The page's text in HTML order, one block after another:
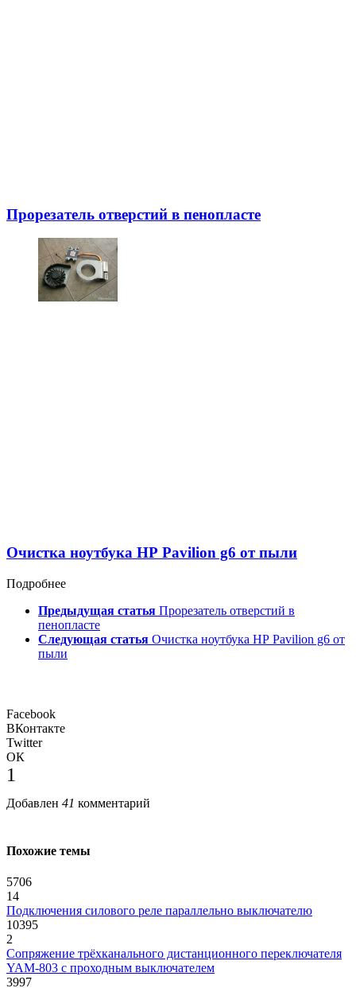
Прорезатель отверстий в пенопласте
Очистка ноутбука НР Pavilion g6 от пыли
Подробнее
Предыдущая статья Прорезатель отверстий в
пенопласте
Следующая статья Очистка ноутбука НР Pavilion g6 от
пыли
Facebook
ВКонтакте
Twitter
ОК
1
Добавлен 41 комментарий
Похожие темы
5706
14
Подключения силового реле параллельно выключателю
10395
2
Сопряжение трёхканального дистанционного переключателя
YAM-803 с проходным выключателем
3997